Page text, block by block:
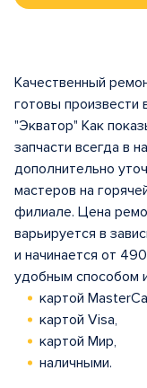
Качественный
готовы
"Экватор" Как
запчасти всегда в
дополнительно
мастеров на
филиале. Цена
варьируется в
и начинается от
удобным способом
картой
картой Visa,
картой Мир,
наличными.